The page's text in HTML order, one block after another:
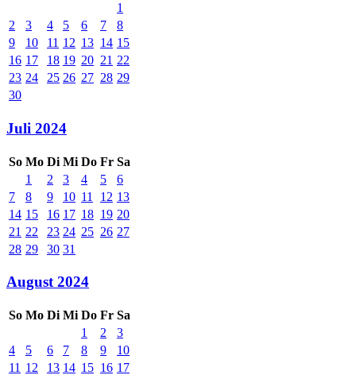
1
2
3 4 5 6 7
8
9
10 11 12 13 14 15
16 17 18 19 20 21 22
23 24 25 26 27 28 29
30
Juli 2024
So Mo Di Mi Do Fr Sa
1
2 3 4 5
6
7
8 9 10 11 12 13
14 15 16 17 18 19 20
21 22 23 24 25 26 27
28 29 30 31
August 2024
So Mo Di Mi Do Fr Sa
1
2
3
4
5 6 7 8 9
10
11 12 13 14 15 16 17